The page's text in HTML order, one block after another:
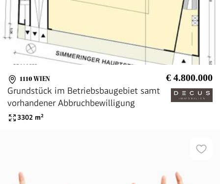
1110 WIEN € 4.800.000
Grundstück im Betriebsbaugebiet samt
vorhandener Abbruchbewilligung
3302 m²